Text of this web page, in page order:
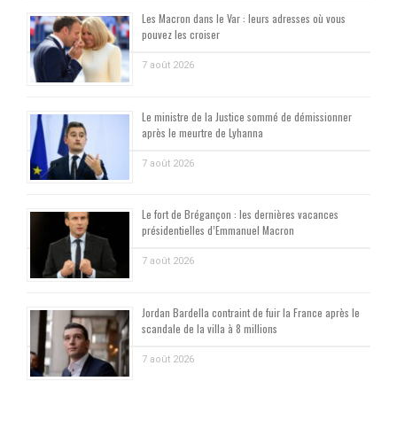
Les Macron dans le Var : leurs adresses où vous
pouvez les croiser
7 août 2026
Le ministre de la Justice sommé de démissionner
après le meurtre de Lyhanna
7 août 2026
Le fort de Brégançon : les dernières vacances
présidentielles d’Emmanuel Macron
7 août 2026
Jordan Bardella contraint de fuir la France après le
scandale de la villa à 8 millions
7 août 2026